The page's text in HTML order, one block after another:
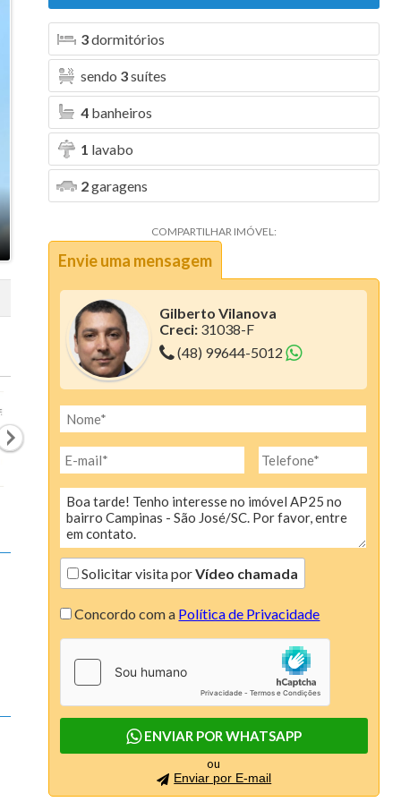
Aura (1)
Blanc Residence (2)
Bosque da Pedra (6)
Bosque dos Girassóis (1)
Bristol Residence (2)
Camboriú Boulevard (2)
Canvas Residence (7)
Centro Comercial Santo Antonio (1)
Ciano Residence (3)
Colina de São Pedro (6)
Condomínio Linea (1)
Condomínio Moradas do Luar (1)
Condomínio Porto Biguaçú (1)
Connect (4)
Continente Europeu (4)
Dolce Vitta (3)
Due Mari Risidenza (4)
Edify One (3)
3dormitórios
sendo 3suítes
4 banheiros
1 lavabo
2garagens
COMPARTILHAR IMÓVEL:
Envie uma mensagem
Gilberto Vilanova
Creci:31038-F
(48) 99644-5012
Solicitar visita porVídeo chamada
Concordo com a Política de Privacidade
ENVIAR POR WHATSAPP
ou
Enviar por E-mail